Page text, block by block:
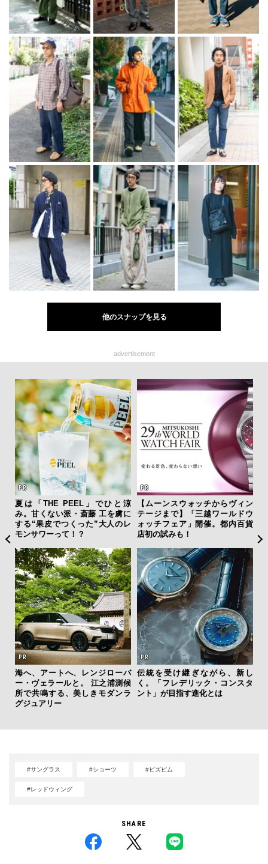
他のスナップを見る
advertisement
夏は「THE PEEL」でひと涼
み。甘くない派・斎藤 工を虜に
する“果皮でつくった”大人のレ
モンサワーって！？
【ムーンスウォッチからヴィン
テージまで】「三越ワールドウ
ォッチフェア」開催。都内百貨
店初の試みも！
海へ、アートへ、レンジローバ
ー・ヴェラールと。 江之浦測候
所で共鳴する、美しきモダンラ
グジュアリー
伝統を受け継ぎながら、新し
く。「フレデリック・コンスタ
ント」が目指す進化とは
本質
#サングラス #ショーツ #ビズビム
#レッドウィング
SHARE